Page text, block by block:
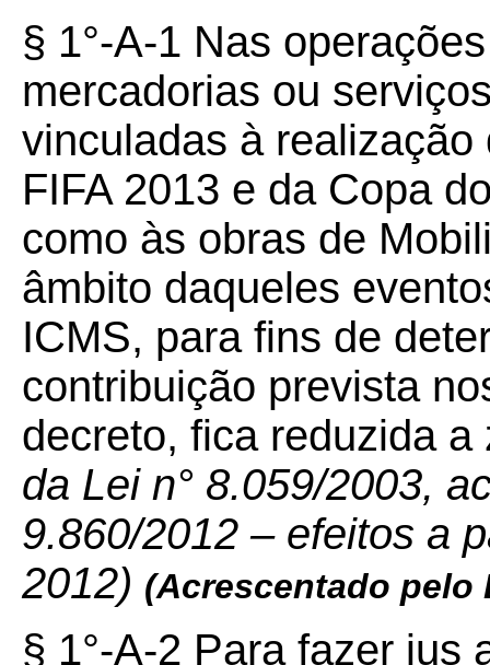
§ 1°-A-1 Nas
mercadorias ou
vinculadas à
FIFA 2013 e da Copa
como às obras de
âmbito daqueles
ICMS, para fins de
contribuição prevista
decreto, fica reduzida
da Lei n° 8.059/2003,
9.860/2012 – efeitos a
2012) (Acrescentado pelo
§ 1°-A-2 Para fazer jus